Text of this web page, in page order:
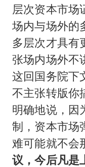
层次资本市场
场内与场外的
多层次才具有
张场内场外不
这回国务院下
不主张转版你
明确地说，因
制，资本市场
难可能就不会
议，今后凡是